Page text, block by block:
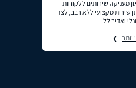
מעניקה שירותים ללקוחות
שירות מקצועי ללא רבב, לצד
ואדיב לל
יותר